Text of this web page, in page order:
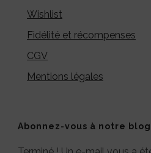
Wishlist
Fidélité et récompenses
CGV
Mentions légales
Abonnez-vous à notre